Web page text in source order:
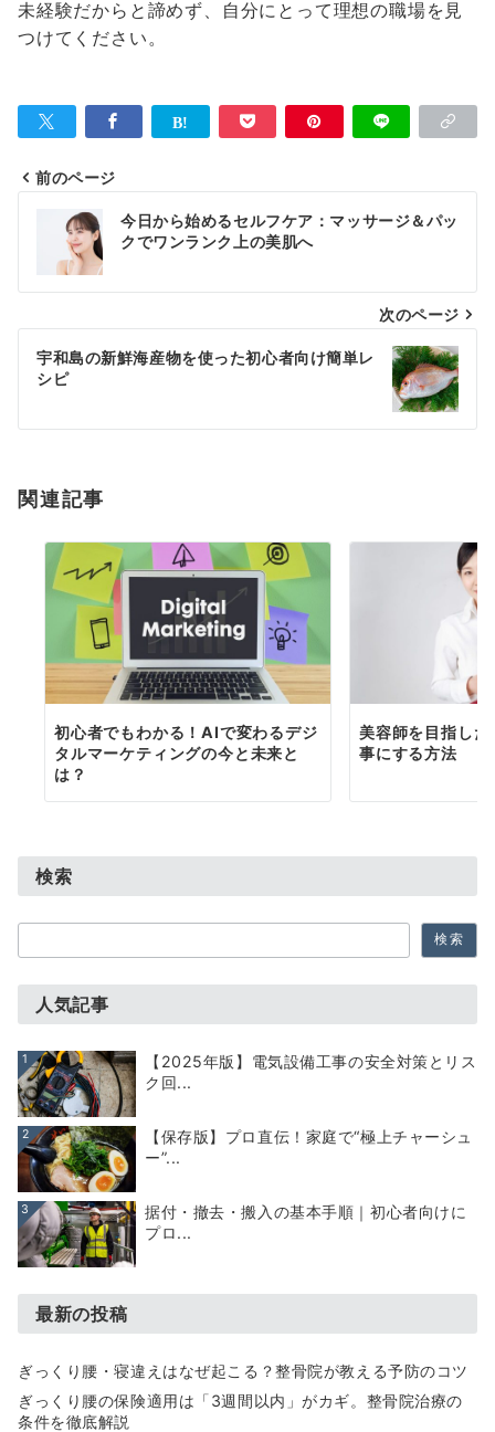
未経験だからと諦めず、自分にとって理想の職場を見
つけてください。
ナ
ビ
ゲ
シ
ン
前のページ
今日から始めるセルフケア：マッサージ＆パッ
クでワンランク上の美肌へ
次のページ
宇和島の新鮮海産物を使った初心者向け簡単レ
シピ
関連記事
初心者でもわかる！AIで変わるデジ
タルマーケティングの今と未来と
は？
美容師を目指し
事にする方法
検索
索
検索
人気記事
1
【2025年版】電気設備工事の安全対策とリス
ク回...
2
【保存版】プロ直伝！家庭で“極上チャーシュ
ー”...
3
据付・撤去・搬入の基本手順｜初心者向けに
プロ...
最新の投稿
ぎっくり腰・寝違えはなぜ起こる？整骨院が教える予防のコツ
ぎっくり腰の保険適用は「3週間以内」がカギ。整骨院治療の
条件を徹底解説